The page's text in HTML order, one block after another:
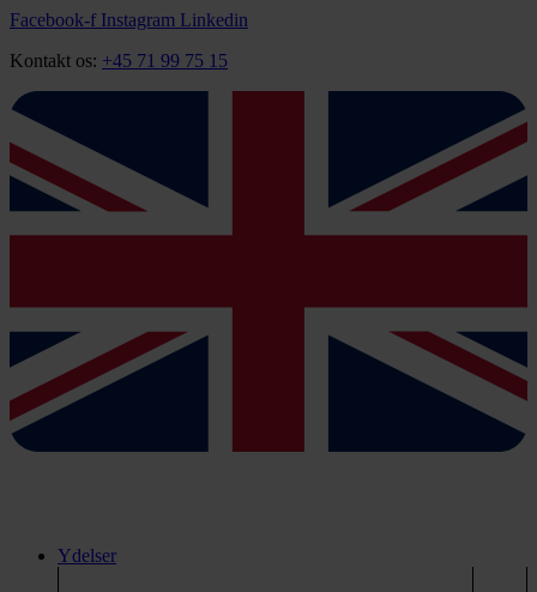
Videre
indhold
Facebook-f Instagram Linkedin
Kontakt os: +45 71 99 75 15
Ydelser